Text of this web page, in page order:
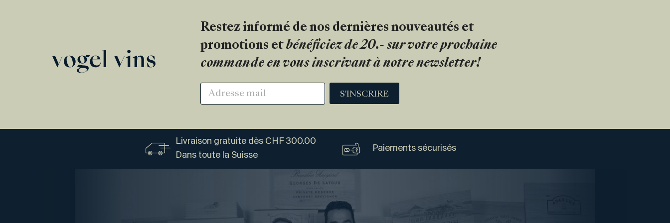
Restez informé de nos dernières nouveautés et
promotions et bénéficiez de 20.- sur votre prochaine
commande en vous inscrivant à notre newsletter!
S'INSCRIRE
Livraison gratuite dès CHF 300.00
Dans toute la Suisse
Paiements sécurisés
Vogel
Vins